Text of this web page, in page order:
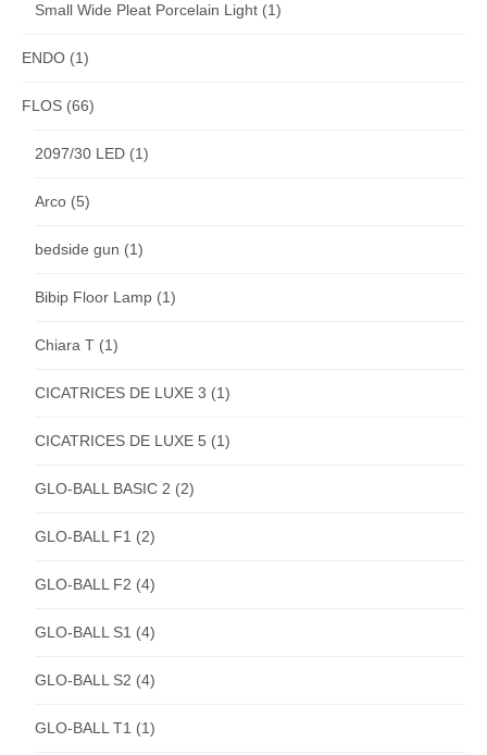
Small Wide Pleat Porcelain Light (1)
ENDO (1)
FLOS (66)
2097/30 LED (1)
Arco (5)
bedside gun (1)
Bibip Floor Lamp (1)
Chiara T (1)
CICATRICES DE LUXE 3 (1)
CICATRICES DE LUXE 5 (1)
GLO-BALL BASIC 2 (2)
GLO-BALL F1 (2)
GLO-BALL F2 (4)
GLO-BALL S1 (4)
GLO-BALL S2 (4)
GLO-BALL T1 (1)